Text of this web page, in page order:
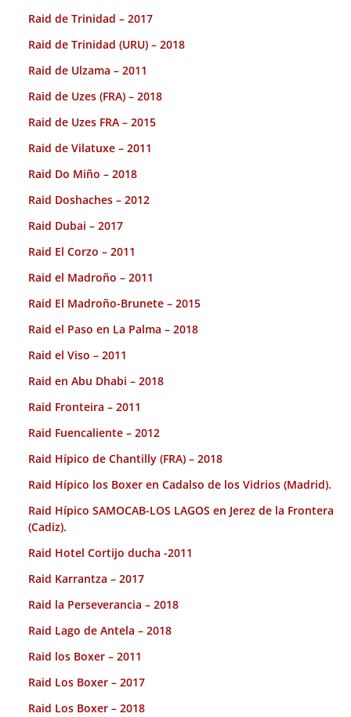
Raid de Trinidad – 2017
Raid de Trinidad (URU) – 2018
Raid de Ulzama – 2011
Raid de Uzes (FRA) – 2018
Raid de Uzes FRA – 2015
Raid de Vilatuxe – 2011
Raid Do Miño – 2018
Raid Doshaches – 2012
Raid Dubai – 2017
Raid El Corzo – 2011
Raid el Madroño – 2011
Raid El Madroño-Brunete – 2015
Raid el Paso en La Palma – 2018
Raid el Viso – 2011
Raid en Abu Dhabi – 2018
Raid Fronteira – 2011
Raid Fuencaliente – 2012
Raid Hípico de Chantilly (FRA) – 2018
Raid Hípico los Boxer en Cadalso de los Vidrios (Madrid).
Raid Hípico SAMOCAB-LOS LAGOS en Jerez de la Frontera
(Cadiz).
Raid Hotel Cortijo ducha -2011
Raid Karrantza – 2017
Raid la Perseverancia – 2018
Raid Lago de Antela – 2018
Raid los Boxer – 2011
Raid Los Boxer – 2017
Raid Los Boxer – 2018